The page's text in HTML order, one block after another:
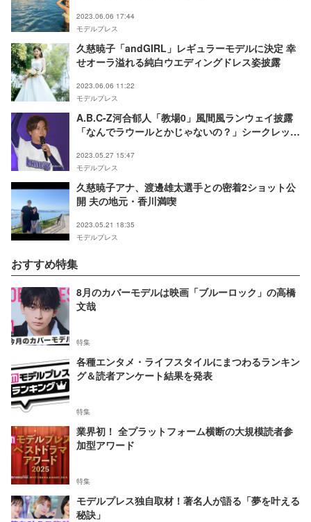
2023.06.06 17:44
モデルプレス
久慈暁子「andGIRL」レギュラーモデルに決定 幸
せオーラ溢れる純白ウエディングドレス姿披露
2023.06.06 11:22
モデルプレス
A.B.C-Z河合郁人「教場0」風間風ランウェイ披露
「なんでラウールとかじゃないの？」シークレット
teen ICHINOSEKI 2023＞
2023.05.27 15:47
モデルプレス
久慈暁子アナ、渡邊雄太選手との密着2ショット公
開 夫の地元・香川満喫
2023.05.21 18:35
モデルプレス
おすすめ特集
8月のカバーモデルは映画「ブルーロック」の高橋
文哉
特集
各種エンタメ・ライフスタイルにまつわるランキン
グ＆読者アンケート結果を発表
特集
業界初！ 全プラットフォーム横断の大規模読者参
加型アワード
特集
モデルプレス独自取材！著名人が語る「夢を叶える
秘訣」